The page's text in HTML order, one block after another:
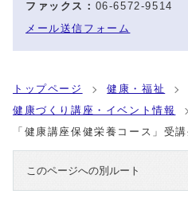
ファックス： 06-6572-9514
メール送信フォーム
トップページ 健康・福祉
健康づくり講座・イベント情報
「健康講座保健栄養コース」受
このページへの別ルート